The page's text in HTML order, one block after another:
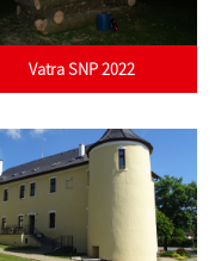
Vatra SNP 2022